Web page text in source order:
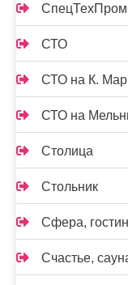
СпецТехПром
СТО
СТО на К.
СТО на
Столица
Стольник
Сфера,
Счастье,